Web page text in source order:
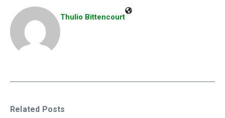
Thulio Bittencourt
Related Posts